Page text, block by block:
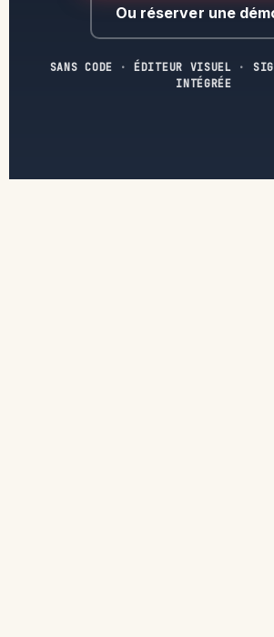
Ou réserver une
SANS CODE · ÉDITEUR VISUEL ·
INTÉGRÉE